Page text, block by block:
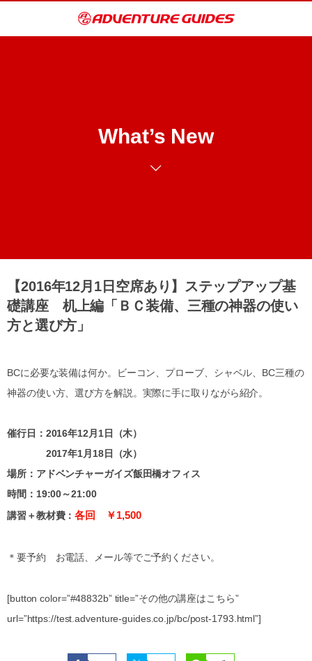
What’s New
【2016年12月1日空席あり】ステップアップ基
礎講座 机上編「ＢＣ装備、三種の神器の使い
方と選び方」
BCに必要な装備は何か。ビーコン、プローブ、シャベル、BC三種の
神器の使い方、選び方を解説。実際に手に取りながら紹介。
催行日：2016年12月1日（木）
2017年1月18日（水）
場所：アドベンチャーガイズ飯田橋オフィス
時間：19:00～21:00
講習＋教材費：各回 ￥1,500
＊要予約 お電話、メール等でご予約ください。
[button color=”#48832b” title=”その他の講座はこちら”
url=”https://test.adventure-guides.co.jp/bc/post-1793.html”]